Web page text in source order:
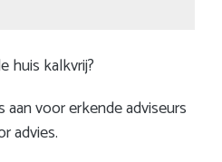
huis kalkvrij?
voor erkende adviseurs
advies.